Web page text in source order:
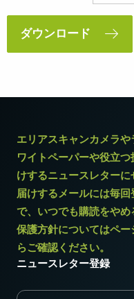
ダウンロード
エリアスキャンカメラ
ワイトペーパーや役立
けするニュースレター
届けするメールには毎
で、いつでも購読をや
保護方針についてはペ
らご確認ください。
ニュースレター登録